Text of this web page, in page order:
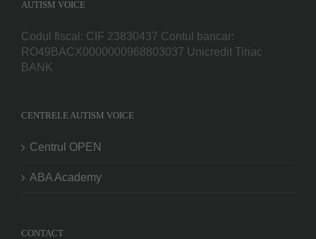
AUTISM VOICE
Codul fiscal: CIF 23830437 Contul bancar:
RO49BACX0000000968803037 Unicredit Tiriac
BANK
CENTRELE AUTISM VOICE
Centrul OPEN
ABA Academy
CONTACT